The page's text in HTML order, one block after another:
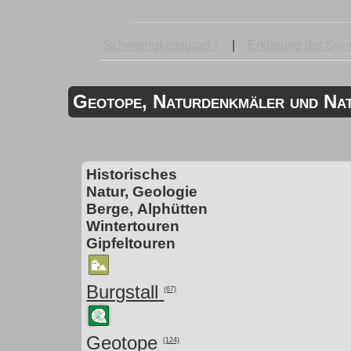
Geotope, Naturdenkmäler und
Historisches
Natur, Geologie
Berge, Alphütten
Wintertouren
Gipfeltouren
Burgstall (67)
Geotope(124)